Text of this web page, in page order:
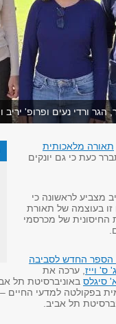
ורדי נעים ופרופ' יריב
תאורה מלאכותית
כעת כי גם יונקים
מצביע לראשונה כי
זו בעוצמה של תאורת
של מכרסמי
הספר החדש לסביבה
ס' וייז , ערכה את
סיגלס באוניברסיטת תל
בפקולטה למדעי החיים –
תל אביב.